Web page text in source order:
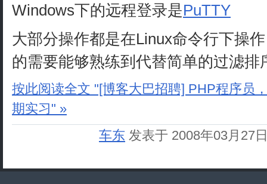
Windows下的远程登录是PuTTY
大部分操作都是在Linux命令行下操
的需要能够熟练到代替简单的过滤排
按此阅读全文 "[博客大巴招聘] PHP程序员
期实习" »
车东 发表于 2008年03月27